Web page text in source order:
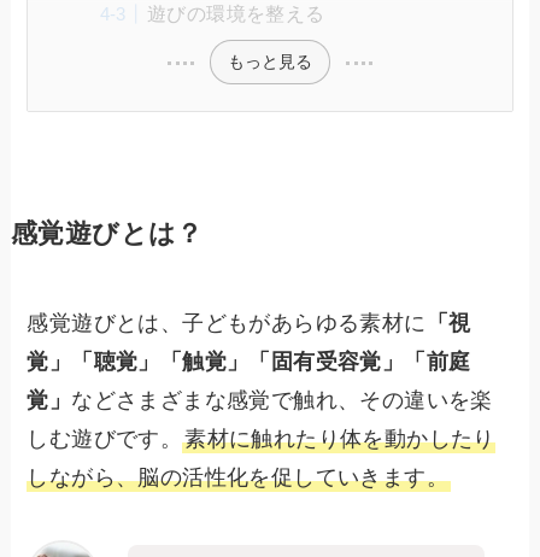
遊びの環境を整える
もっと見る
感覚遊びとは？
感覚遊びとは、子どもがあらゆる素材に
「視
覚」「聴覚」「触覚」「固有受容覚」「前庭
覚」 などさまざまな感覚で触れ、その違いを楽
しむ遊びです。素材に触れたり体を動かしたり
しながら、脳の活性化を促していきます。